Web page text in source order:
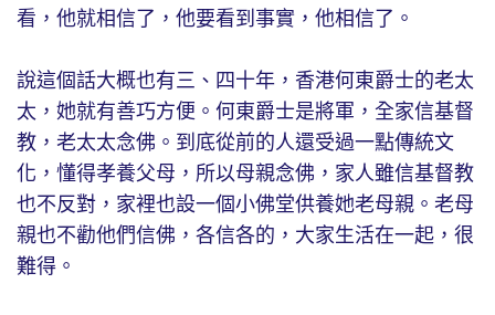
看，他就相信了，他要看到事實，他相信了。
說這個話大概也有三、四十年，香港何東爵士的老太
太，她就有善巧方便。何東爵士是將軍，全家信基督
教，老太太念佛。到底從前的人還受過一點傳統文
化，懂得孝養父母，所以母親念佛，家人雖信基督教
也不反對，家裡也設一個小佛堂供養她老母親。老母
親也不勸他們信佛，各信各的，大家生活在一起，很
難得。